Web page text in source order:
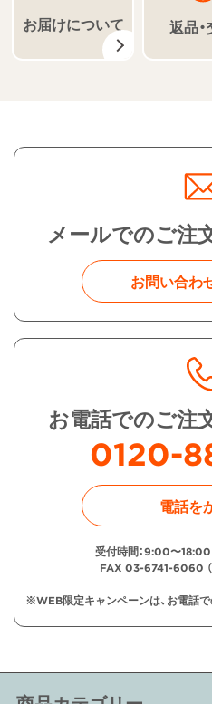
お届けについて 返品
メールでのご注
お問い合わ
お電話でのご注
0120-
電話を
受付時間：9:00〜18:00
FAX 03-6741-6060 （
※WEB限定キャンペーンは、お電話